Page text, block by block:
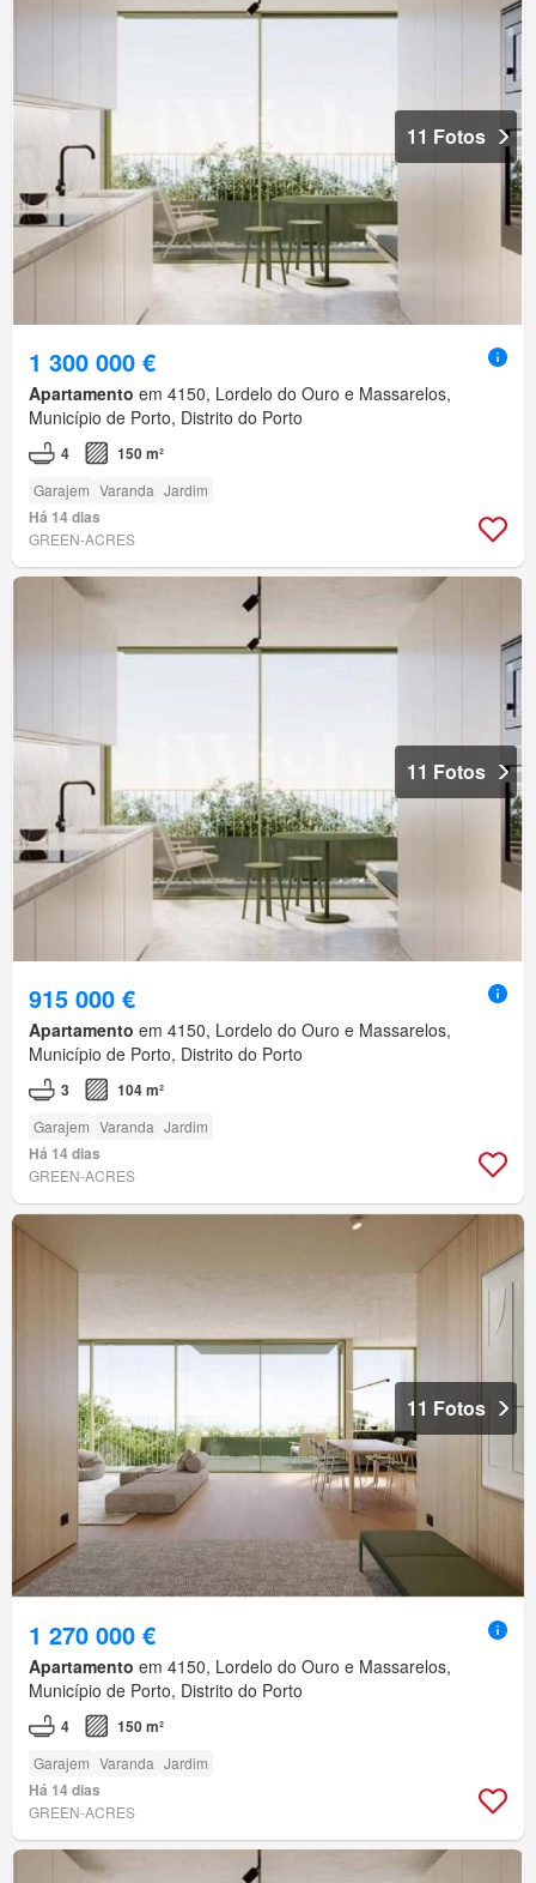
11 Fotos
1 300 000 €
Apartamento em 4150, Lordelo do Ouro e Massarelos,
Município de Porto, Distrito do Porto
4 150 m²
Garajem Varanda Jardim
Há 14 dias
GREEN-ACRES
11 Fotos
915 000 €
Apartamento em 4150, Lordelo do Ouro e Massarelos,
Município de Porto, Distrito do Porto
3 104 m²
Garajem Varanda Jardim
Há 14 dias
GREEN-ACRES
11 Fotos
1 270 000 €
Apartamento em 4150, Lordelo do Ouro e Massarelos,
Município de Porto, Distrito do Porto
4 150 m²
Garajem Varanda Jardim
Há 14 dias
GREEN-ACRES